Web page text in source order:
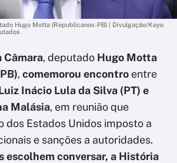
Hugo Motta (Republicanos-PB) | Divulgação/Kayo
Câmara, deputado Hugo Motta
, comemorou encontro entre
Inácio Lula da Silva (PT) e
Malásia, em reunião que
dos Estados Unidos imposto a
e sanções a autoridades.
escolhem conversar, a História